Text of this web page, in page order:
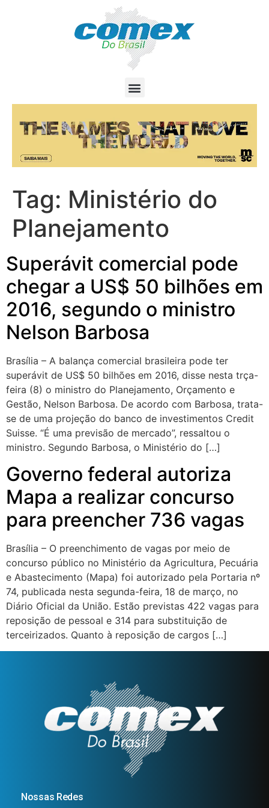
Tag: Ministério do
Planejamento
Superávit comercial pode
chegar a US$ 50 bilhões em
2016, segundo o ministro
Nelson Barbosa
Brasília – A balança comercial brasileira pode ter
superávit de US$ 50 bilhões em 2016, disse nesta trça-
feira (8) o ministro do Planejamento, Orçamento e
Gestão, Nelson Barbosa. De acordo com Barbosa, trata-
se de uma projeção do banco de investimentos Credit
Suisse. “É uma previsão de mercado”, ressaltou o
ministro. Segundo Barbosa, o Ministério do […]
Governo federal autoriza
Mapa a realizar concurso
para preencher 736 vagas
Brasília – O preenchimento de vagas por meio de
concurso público no Ministério da Agricultura, Pecuária
e Abastecimento (Mapa) foi autorizado pela Portaria nº
74, publicada nesta segunda-feira, 18 de março, no
Diário Oficial da União. Estão previstas 422 vagas para
reposição de pessoal e 314 para substituição de
terceirizados. Quanto à reposição de cargos […]
Nossas Redes